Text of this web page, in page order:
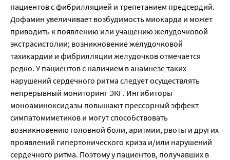
пациентов с фибрилляцией и трепетанием предсердий.
Дофамин увеличивает возбудимость миокарда и может
приводить к появлению или учащению желудочковой
экстрасистолии; возникновение желудочковой
тахикардии и фибрилляции желудочков отмечается
редко. У пациентов с наличием в анамнезе таких
нарушений сердечного ритма следует осуществлять
непрерывный мониторинг ЭКГ. Ингибиторы
моноаминоксидазы повышают прессорный эффект
симпатомиметиков и могут способствовать
возникновению головной боли, аритмии, рвоты и других
проявлений гипертонического криза и/или нарушений
сердечного ритма. Поэтому у пациентов, получавших в